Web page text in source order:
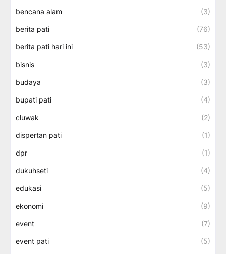
bencana alam (3)
berita pati (76)
berita pati hari ini (53)
bisnis (3)
budaya (3)
bupati pati (4)
cluwak (2)
dispertan pati (1)
dpr (1)
dukuhseti (4)
edukasi (5)
ekonomi (9)
event (7)
event pati (5)